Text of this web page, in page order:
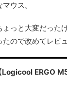
ウス。
っと大変だった
たので改めてレビ
Logicool ERGO